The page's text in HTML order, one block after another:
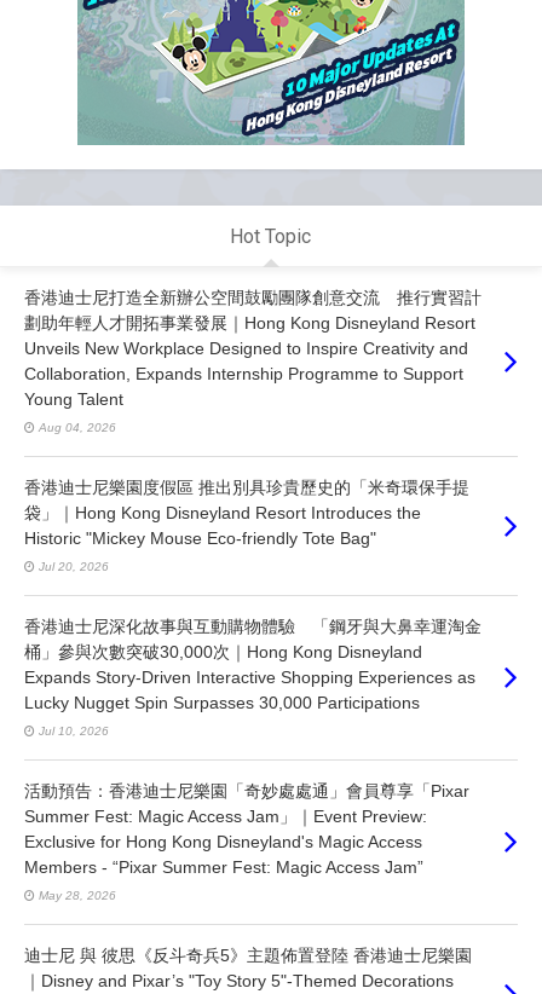
Hot Topic
香港迪士尼打造全新辦公空間鼓勵團隊創意交流 推行實習計
劃助年輕人才開拓事業發展｜Hong Kong Disneyland Resort
Unveils New Workplace Designed to Inspire Creativity and
Collaboration, Expands Internship Programme to Support
Young Talent
Aug 04, 2026
香港迪士尼樂園度假區 推出別具珍貴歷史的「米奇環保手提
袋」｜Hong Kong Disneyland Resort Introduces the
Historic "Mickey Mouse Eco-friendly Tote Bag"
Jul 20, 2026
香港迪士尼深化故事與互動購物體驗 「鋼牙與大鼻幸運淘金
桶」參與次數突破30,000次｜Hong Kong Disneyland
Expands Story-Driven Interactive Shopping Experiences as
Lucky Nugget Spin Surpasses 30,000 Participations
Jul 10, 2026
活動預告：香港迪士尼樂園「奇妙處處通」會員尊享「Pixar
Summer Fest: Magic Access Jam」｜Event Preview:
Exclusive for Hong Kong Disneyland's Magic Access
Members - “Pixar Summer Fest: Magic Access Jam”
May 28, 2026
迪士尼 與 彼思《反斗奇兵5》主題佈置登陸 香港迪士尼樂園
｜Disney and Pixar’s "Toy Story 5"-Themed Decorations